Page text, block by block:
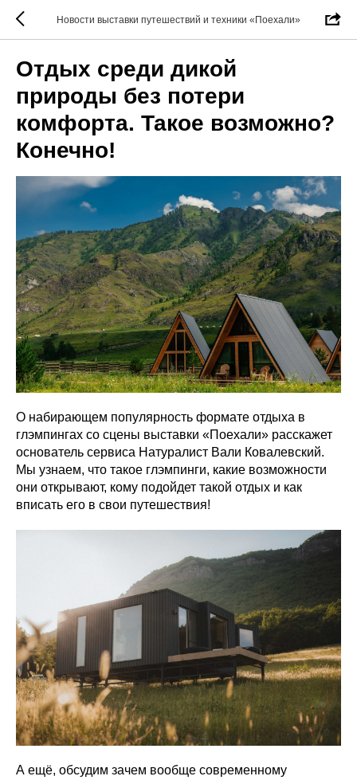
Новости выставки путешествий и техники «Поехали»
Отдых среди дикой
природы без потери
комфорта. Такое возможно?
Конечно!
О набирающем популярность формате отдыха в
глэмпингах со сцены выставки «Поехали» расскажет
основатель сервиса Натуралист Вали Ковалевский.
Мы узнаем, что такое глэмпинги, какие возможности
они открывают, кому подойдет такой отдых и как
вписать его в свои путешествия!
А ещё, обсудим зачем вообще современному